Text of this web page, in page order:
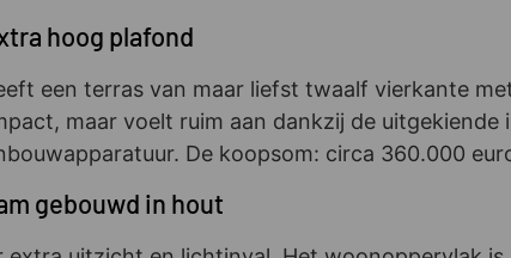
hoog plafond
een terras van maar liefst twaalf vierkante
maar voelt ruim aan dankzij de
De koopsom: circa 360.000
gebouwd in hout